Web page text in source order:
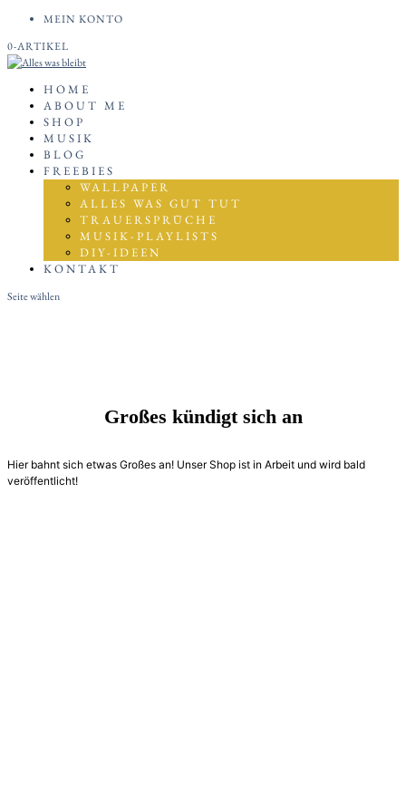
MEIN KONTO
0-ARTIKEL
HOME
ABOUT ME
SHOP
MUSIK
BLOG
FREEBIES
WALLPAPER
ALLES WAS GUT TUT
TRAUERSPRÜCHE
MUSIK-PLAYLISTS
DIY-IDEEN
KONTAKT
Seite wählen
Großes kündigt sich an
Hier bahnt sich etwas Großes an! Unser Shop ist in Arbeit und wird bald
veröffentlicht!